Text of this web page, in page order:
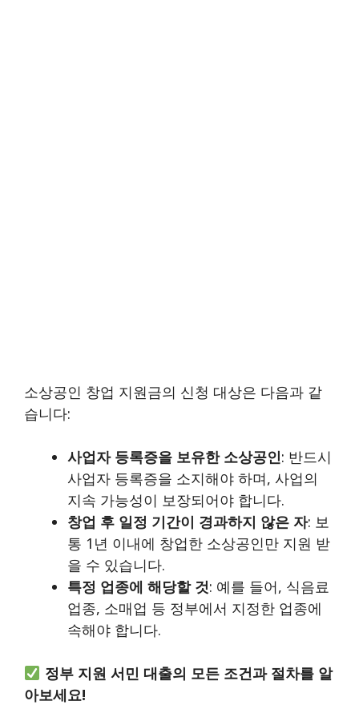
소상공인 창업 지원금의 신청 대상은 다음과 같
습니다:
사업자 등록증을 보유한 소상공인: 반드시
사업자 등록증을 소지해야 하며, 사업의
지속 가능성이 보장되어야 합니다.
창업 후 일정 기간이 경과하지 않은 자: 보
통 1년 이내에 창업한 소상공인만 지원 받
을 수 있습니다.
특정 업종에 해당할 것: 예를 들어, 식음료
업종, 소매업 등 정부에서 지정한 업종에
속해야 합니다.
정부 지원 서민 대출의 모든 조건과 절차를 알
아보세요!